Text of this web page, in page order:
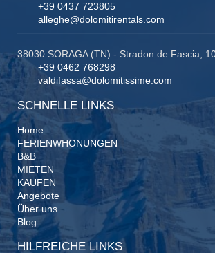
+39 0437 723805
alleghe@dolomitirentals.com
38030 SORAGA (TN) - Stradon de Fascia,
+39 0462 768298
valdifassa@dolomitissime.com
SCHNELLE LINKS
Home
FERIENWHONUNGEN
B&B
MIETEN
KAUFEN
Angebote
Über uns
Blog
HILFREICHE LINKS